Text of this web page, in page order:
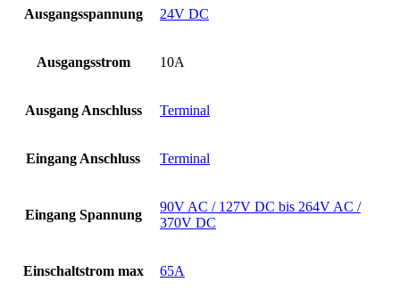
Ausgangsspannung 24V DC
Ausgangsstrom 10A
Ausgang Anschluss Terminal
Eingang Anschluss Terminal
Eingang Spannung
90V AC / 127V DC bis 264V AC /
370V DC
Einschaltstrom max 65A